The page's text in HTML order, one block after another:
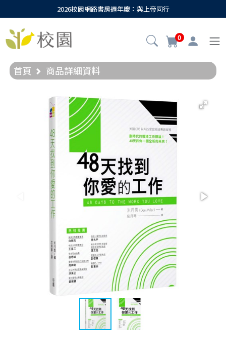
2026校園網路書房週年慶：與上帝同行
0
首頁 商品詳細資料